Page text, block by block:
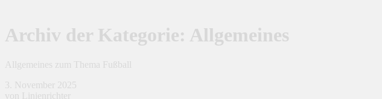
Archiv der Kategorie: Allgemeines
Allgemeines zum Thema Fußball
3. November 2025
von Linienrichter